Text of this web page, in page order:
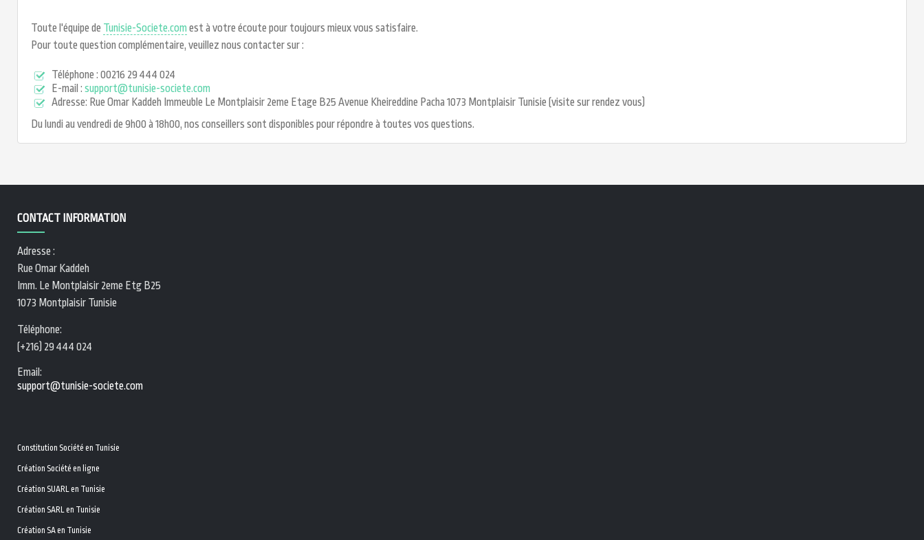
Toute l'équipe de Tunisie-Societe.com est à votre écoute pour toujours mieux vous satisfaire.
Pour toute question complémentaire, veuillez nous contacter sur :
Téléphone : 00216 29 444 024
E-mail : support@tunisie-societe.com
Adresse: Rue Omar Kaddeh Immeuble Le Montplaisir 2eme Etage B25 Avenue Kheireddine Pacha 1073 Montplaisir Tunisie (visite sur rendez vous)
Du lundi au vendredi de 9h00 à 18h00, nos conseillers sont disponibles pour répondre à toutes vos questions.
CONTACT INFORMATION
Adresse :
Rue Omar Kaddeh
Imm. Le Montplaisir 2eme Etg B25
1073 Montplaisir Tunisie
Téléphone:
(+216) 29 444 024
Email:
support@tunisie-societe.com
Constitution Société en Tunisie
Création Société en ligne
Création SUARL en Tunisie
Création SARL en Tunisie
Création SA en Tunisie